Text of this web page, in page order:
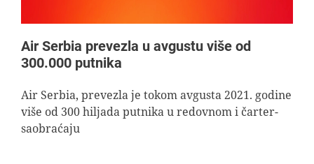
Air Serbia prevezla u avgustu više od
300.000 putnika
Air Serbia, prevezla je tokom avgusta 2021. godine
više od 300 hiljada putnika u redovnom i čarter-
saobraćaju